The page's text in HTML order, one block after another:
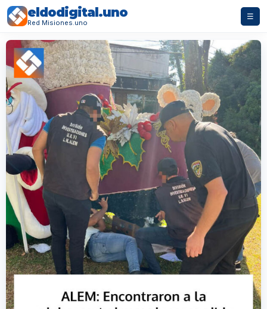
eldodigital.uno
Red Misiones.uno
☰